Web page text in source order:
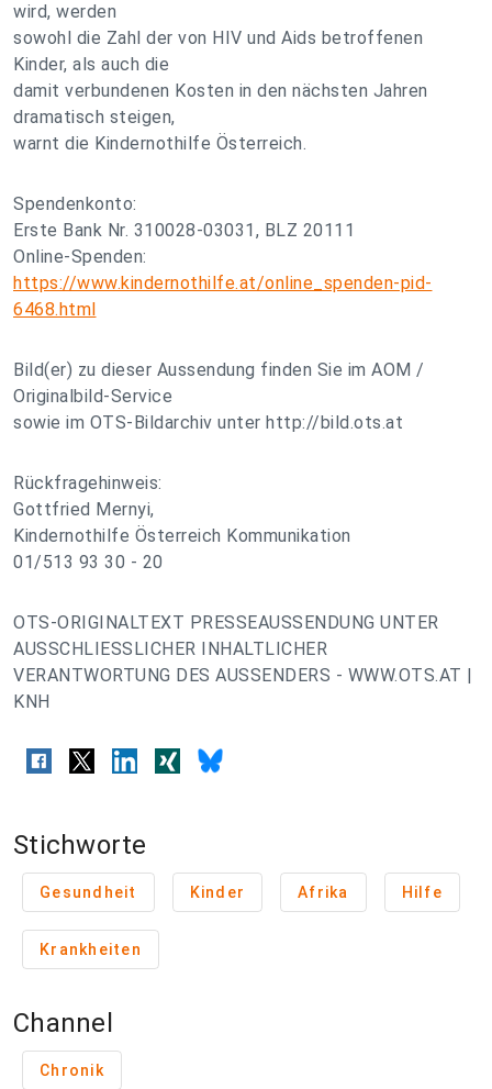
wird, werden
sowohl die Zahl der von HIV und Aids betroffenen
Kinder, als auch die
damit verbundenen Kosten in den nächsten Jahren
dramatisch steigen,
warnt die Kindernothilfe Österreich.
Spendenkonto:
Erste Bank Nr. 310028-03031, BLZ 20111
Online-Spenden:
https://www.kindernothilfe.at/online_spenden-pid-
6468.html
Bild(er) zu dieser Aussendung finden Sie im AOM /
Originalbild-Service
sowie im OTS-Bildarchiv unter http://bild.ots.at
Rückfragehinweis:
Gottfried Mernyi,
Kindernothilfe Österreich Kommunikation
01/513 93 30 - 20
OTS-ORIGINALTEXT PRESSEAUSSENDUNG UNTER
AUSSCHLIESSLICHER INHALTLICHER
VERANTWORTUNG DES AUSSENDERS - WWW.OTS.AT |
KNH
Stichworte
Gesundheit Kinder Afrika Hilfe
Krankheiten
Channel
Chronik